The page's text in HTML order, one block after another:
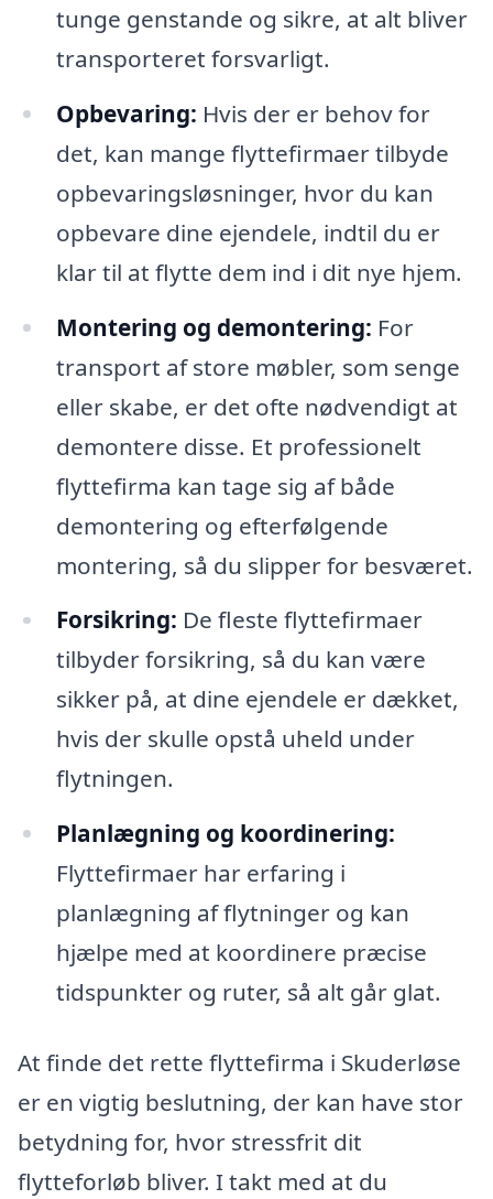
tunge genstande og sikre, at alt bliver
transporteret forsvarligt.
Opbevaring: Hvis der er behov for
det, kan mange flyttefirmaer tilbyde
opbevaringsløsninger, hvor du kan
opbevare dine ejendele, indtil du er
klar til at flytte dem ind i dit nye hjem.
Montering og demontering: For
transport af store møbler, som senge
eller skabe, er det ofte nødvendigt at
demontere disse. Et professionelt
flyttefirma kan tage sig af både
demontering og efterfølgende
montering, så du slipper for besværet.
Forsikring: De fleste flyttefirmaer
tilbyder forsikring, så du kan være
sikker på, at dine ejendele er dækket,
hvis der skulle opstå uheld under
flytningen.
Planlægning og koordinering:
Flyttefirmaer har erfaring i
planlægning af flytninger og kan
hjælpe med at koordinere præcise
tidspunkter og ruter, så alt går glat.
At finde det rette flyttefirma i Skuderløse
er en vigtig beslutning, der kan have stor
betydning for, hvor stressfrit dit
flytteforløb bliver. I takt med at du